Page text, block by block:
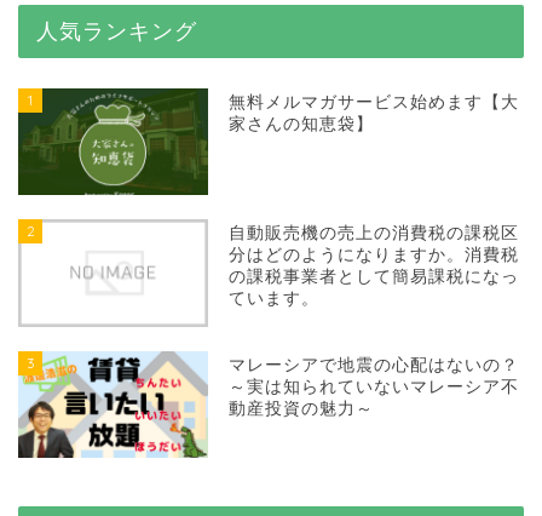
人気ランキング
1
無料メルマガサービス始めます【大
家さんの知恵袋】
2
自動販売機の売上の消費税の課税区
分はどのようになりますか。消費税
の課税事業者として簡易課税になっ
ています。
3
マレーシアで地震の心配はないの？
～実は知られていないマレーシア不
動産投資の魅力～